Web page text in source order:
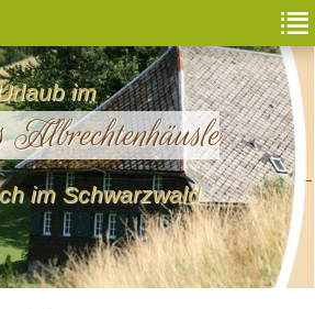
im
Albrechtenhäusle
im Schwarzwald